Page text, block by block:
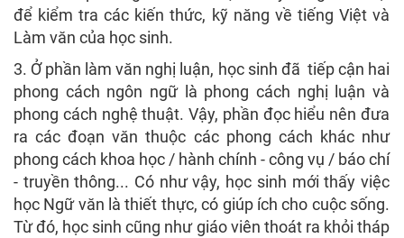
để kiểm tra các kiến thức, kỹ năng về tiếng Việt và
Làm văn của học sinh.
3. Ở phần làm văn nghị luận, học sinh đã tiếp cận hai
phong cách ngôn ngữ là phong cách nghị luận và
phong cách nghệ thuật. Vậy, phần đọc hiểu nên đưa
ra các đoạn văn thuộc các phong cách khác như
phong cách khoa học / hành chính - công vụ / báo chí
- truyền thông... Có như vậy, học sinh mới thấy việc
học Ngữ văn là thiết thực, có giúp ích cho cuộc sống.
Từ đó, học sinh cũng như giáo viên thoát ra khỏi tháp